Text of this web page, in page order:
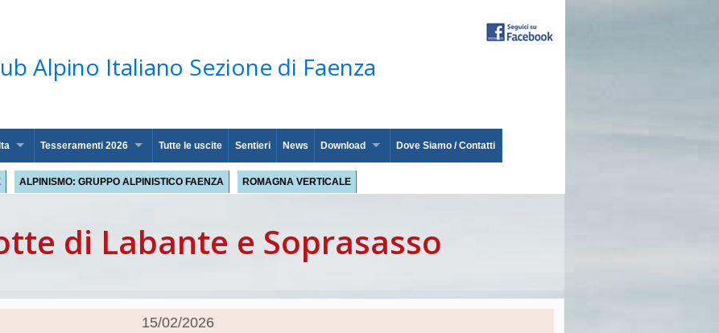
Alpino Italiano Sezione di Faenza
Tesseramenti 2026 Tutte le uscite Sentieri News Download Dove Siamo / Contatti
ALPINISMO: GRUPPO ALPINISTICO FAENZA ROMAGNA VERTICALE
di Labante e Soprasasso
15/02/2026